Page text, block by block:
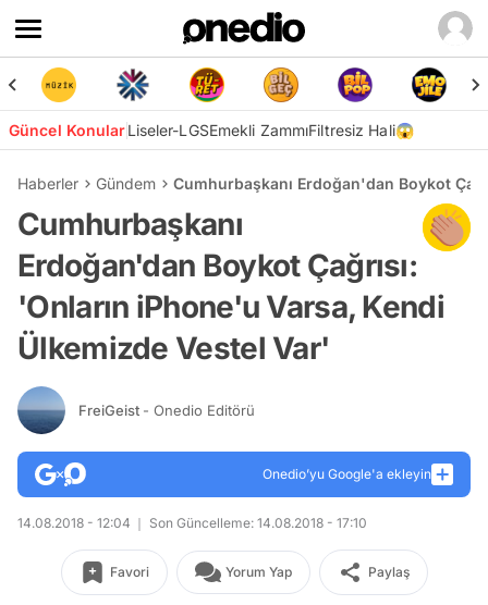
Güncel KonularLiseler-LGSEmekli ZammıFiltresiz Hali😱
Haberler Gündem Cumhurbaşkanı Erdoğan'dan Boykot
Cumhurbaşkanı
Erdoğan'dan Boykot Çağrısı:
'Onların iPhone'u Varsa, Kendi
Ülkemizde Vestel Var'
FreiGeist - Onedio Editörü
Onedio’yu Google'a ekleyin
14.08.2018 - 12:04 Son Güncelleme: 14.08.2018 - 17:10
Favori Yorum Yap Paylaş